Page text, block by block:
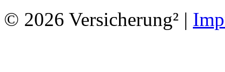
© 2026 Versicherung² |